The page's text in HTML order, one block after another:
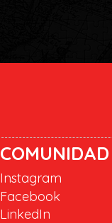
COMUNIDAD
Instagram
Facebook
LinkedIn